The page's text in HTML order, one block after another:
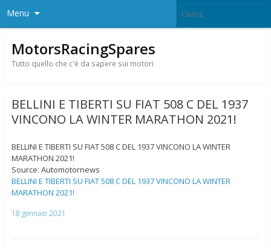
Menu
MotorsRacingSpares
Tutto quello che c'è da sapere sui motori
BELLINI E TIBERTI SU FIAT 508 C DEL 1937
VINCONO LA WINTER MARATHON 2021!
BELLINI E TIBERTI SU FIAT 508 C DEL 1937 VINCONO LA WINTER
MARATHON 2021!
Source: Automotornews
BELLINI E TIBERTI SU FIAT 508 C DEL 1937 VINCONO LA WINTER
MARATHON 2021!
18 gennaio 2021